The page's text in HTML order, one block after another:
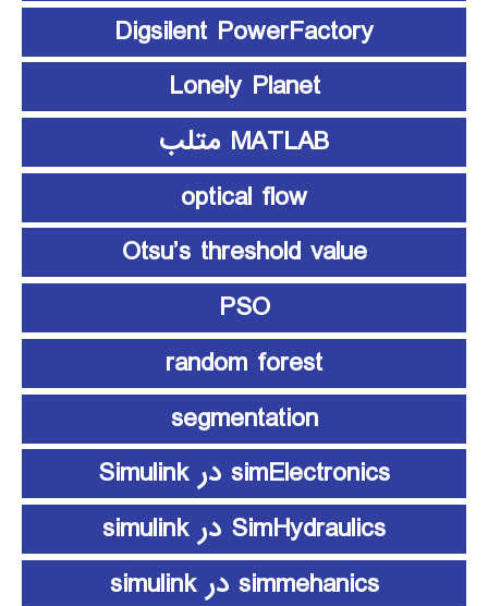
Digsilent PowerFactory
Lonely Planet
MATLAB متلب
optical flow
Otsu’s threshold value
PSO
random forest
segmentation
simElectronics در Simulink
SimHydraulics در simulink
simmehanics در simulink